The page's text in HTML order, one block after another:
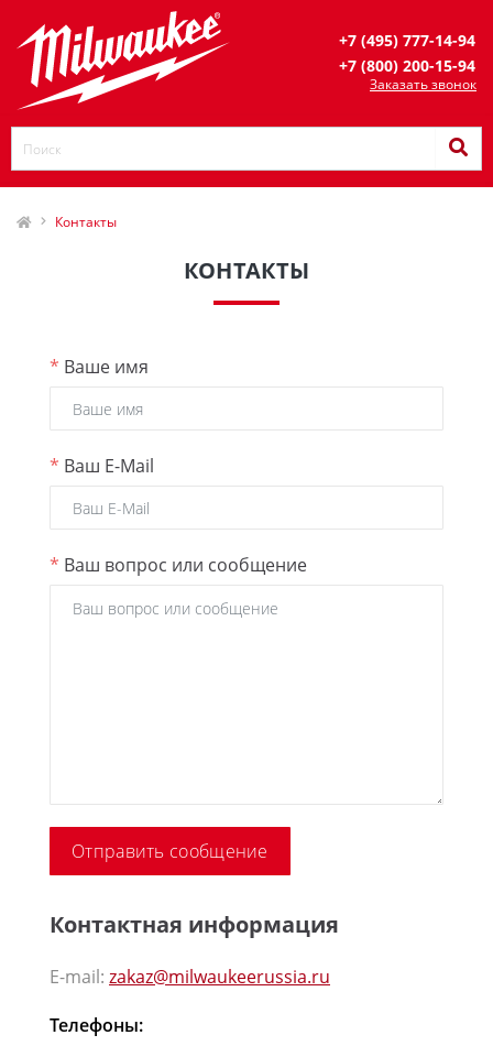
+7 (495) 777-14-94
+7 (800) 200-15-94
Заказать звонок
Контакты
КОНТАКТЫ
* Ваше имя
* Ваш E-Mail
* Ваш вопрос или сообщение
Контактная информация
E-mail: zakaz@milwaukeerussia.ru
Телефоны: